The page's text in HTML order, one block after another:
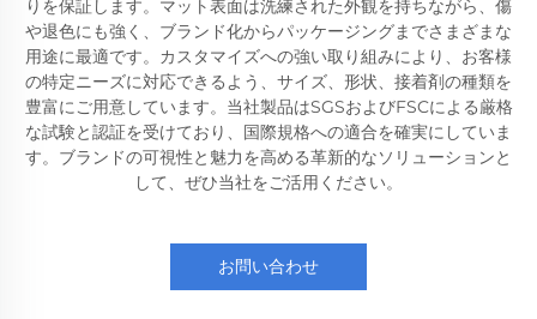
りを保証します。マット表面は洗練された外観を持ちながら、傷
や退色にも強く、ブランド化からパッケージングまでさまざまな
用途に最適です。カスタマイズへの強い取り組みにより、お客様
の特定ニーズに対応できるよう、サイズ、形状、接着剤の種類を
豊富にご用意しています。当社製品はSGSおよびFSCによる厳格
な試験と認証を受けており、国際規格への適合を確実にしていま
す。ブランドの可視性と魅力を高める革新的なソリューションと
して、ぜひ当社をご活用ください。
お問い合わせ